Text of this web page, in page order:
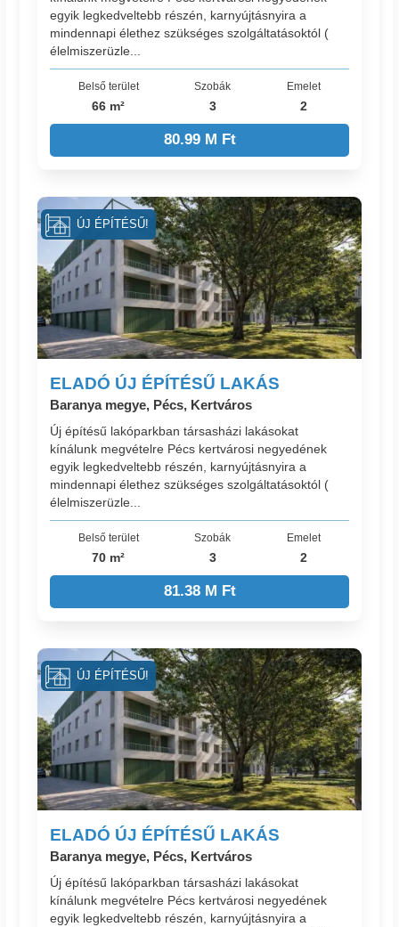
egyik legkedveltebb részén, karnyújtásnyira a
mindennapi élethez szükséges szolgáltatásoktól (
élelmiszerüzle...
Belső terület
66 m²
Szobák
3
Emelet
2
80.99 M Ft
ELADÓ ÚJ ÉPÍTÉSŰ LAKÁS
Baranya megye, Pécs, Kertváros
Új építésű lakóparkban társasházi lakásokat
kínálunk megvételre Pécs kertvárosi negyedének
egyik legkedveltebb részén, karnyújtásnyira a
mindennapi élethez szükséges szolgáltatásoktól (
élelmiszerüzle...
Belső terület
70 m²
Szobák
3
Emelet
2
81.38 M Ft
ÚJ ÉPÍTÉSŰ!
ELADÓ ÚJ ÉPÍTÉSŰ LAKÁS
Baranya megye, Pécs, Kertváros
Új építésű lakóparkban társasházi lakásokat
kínálunk megvételre Pécs kertvárosi negyedének
egyik legkedveltebb részén, karnyújtásnyira a
ÚJ ÉPÍTÉSŰ!